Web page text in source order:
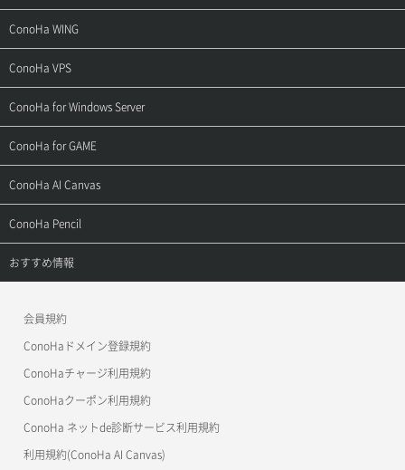
サポートトップ
ご契約・お支払い
用語集
お問い合わせ
ConoHa WING
サポートトップ
ご利用ガイド
お乗り換えガイド
よくある質問
ConoHa VPS
サポートトップ
ご利用ガイド
APIドキュメントVPS2.0
APIドキュメントVPS3.0
ConoHa for Windows Server
サポートトップ
ご利用ガイド
APIドキュメントVPS2.0
APIドキュメントVPS3.0
ConoHa for GAME
サポートトップ
ご利用ガイド
ConoHa AI Canvas
サポートトップ
ご利用ガイド
ConoHa Pencil
サポートトップ
おすすめ情報
美雲このは徹底ガイド
会員規約
ConoHaドメイン登録規約
ConoHaチャージ利用規約
ConoHaクーポン利用規約
ConoHa ネットde診断サービス利用規約
利用規約(ConoHa AI Canvas)